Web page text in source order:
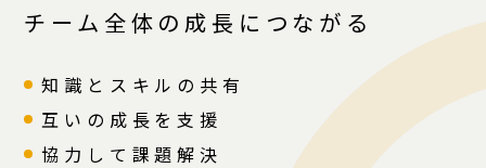
チーム全体の成長につながる
知識とスキルの共有
互いの成長を支援
協力して課題解決